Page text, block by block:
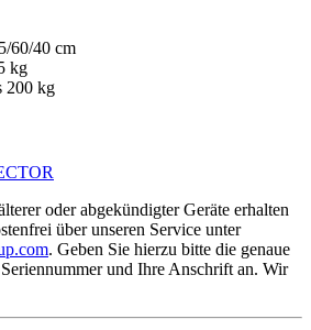
60/40 cm
kg
200 kg
oder abgekündigter Geräte erhalten
über unseren Service unter
. Geben Sie hierzu bitte die genaue
und Ihre Anschrift an. Wir